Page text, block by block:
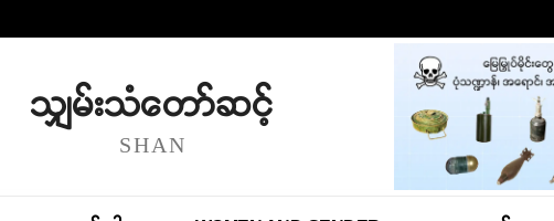
သျှမ်းသံတော်ဆင့်
SHAN